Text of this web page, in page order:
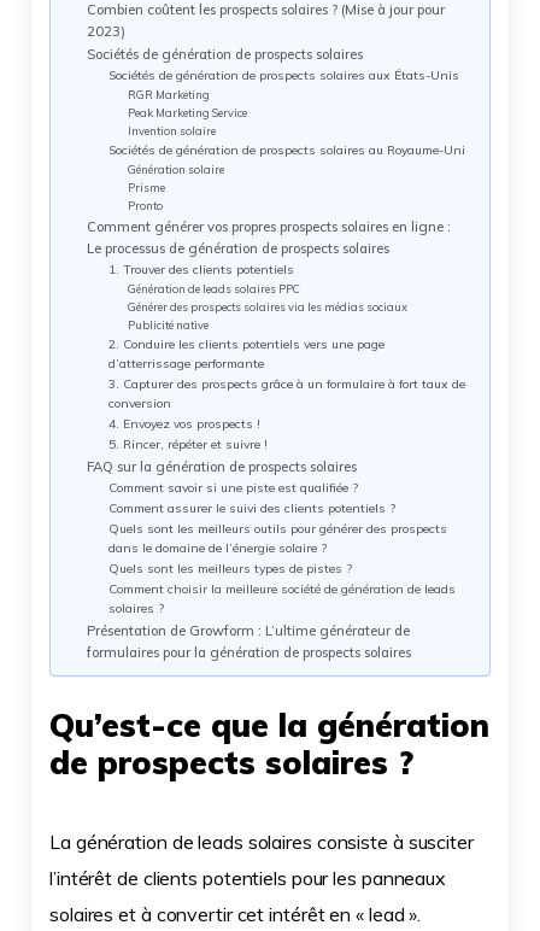
Combien coûtent les prospects solaires ? (Mise à jour pour
2023)
Sociétés de génération de prospects solaires
Sociétés de génération de prospects solaires aux États-Unis
RGR Marketing
Peak Marketing Service
Invention solaire
Sociétés de génération de prospects solaires au Royaume-Uni
Génération solaire
Prisme
Pronto
Comment générer vos propres prospects solaires en ligne :
Le processus de génération de prospects solaires
1. Trouver des clients potentiels
Génération de leads solaires PPC
Générer des prospects solaires via les médias sociaux
Publicité native
2. Conduire les clients potentiels vers une page
d’atterrissage performante
3. Capturer des prospects grâce à un formulaire à fort taux de
conversion
4. Envoyez vos prospects !
5. Rincer, répéter et suivre !
FAQ sur la génération de prospects solaires
Comment savoir si une piste est qualifiée ?
Comment assurer le suivi des clients potentiels ?
Quels sont les meilleurs outils pour générer des prospects
dans le domaine de l’énergie solaire ?
Quels sont les meilleurs types de pistes ?
Comment choisir la meilleure société de génération de leads
solaires ?
Présentation de Growform : L’ultime générateur de
formulaires pour la génération de prospects solaires
Qu’est-ce que la génération
de prospects solaires ?
La génération de leads solaires consiste à susciter
l’intérêt de clients potentiels pour les panneaux
solaires et à convertir cet intérêt en « lead ».